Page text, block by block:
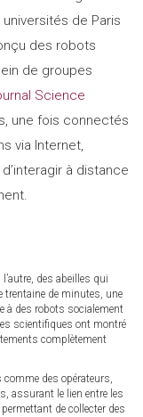
universités de Paris
des robots
de groupes
Science
une fois connectés
via Internet,
à distance
des abeilles qui
trentaine de minutes, une
à des robots socialement
scientifiques ont montré
complètement
des opérateurs,
assurant le lien entre les
de collecter des